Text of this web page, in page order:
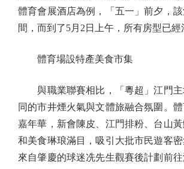
體育會展酒店為例，「五一」前夕，
間，而到了5月2日上午，所有房型已經
體育場設特產美食市集
與職業聯賽相比，「粵超」江門主
同的市井煙火氣與文體旅融合氛圍。
嘉年華，新會陳皮、江門排粉、台山
和美食琳琅滿目，吸引大批市民遊客密
來自肇慶的球迷冼先生觀賽後計劃前